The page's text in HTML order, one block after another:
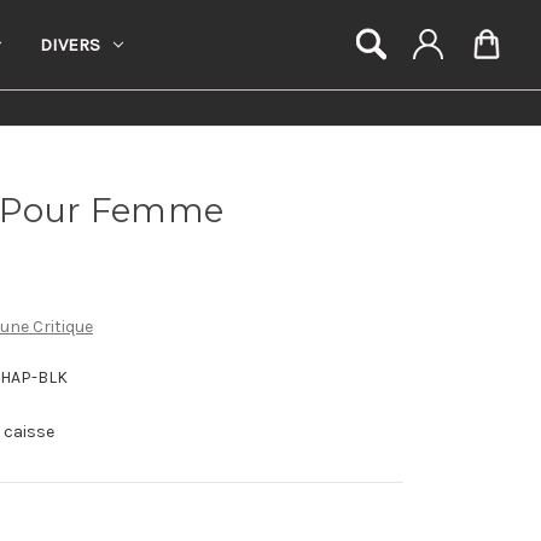
DIVERS
Femme
Critique
BLK
caisse